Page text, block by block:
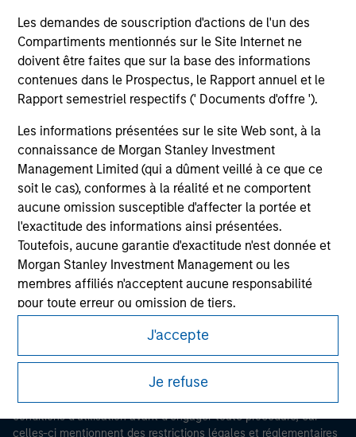
Les demandes de souscription d'actions de l'un des
Compartiments mentionnés sur le Site Internet ne
doivent être faites que sur la base des informations
contenues dans le Prospectus, le Rapport annuel et le
Rapport semestriel respectifs (' Documents d'offre ').
Les informations présentées sur le site Web sont, à la
connaissance de Morgan Stanley Investment
Management Limited (qui a dûment veillé à ce que ce
soit le cas), conformes à la réalité et ne comportent
aucune omission susceptible d'affecter la portée et
l'exactitude des informations ainsi présentées.
Toutefois, aucune garantie d'exactitude n'est donnée et
Morgan Stanley Investment Management ou les
membres affiliés n'acceptent aucune responsabilité
pour toute erreur ou omission de tiers.
Les professionnels du secteur financier sont contraints
de respecter certaines obligations destinées à
empêcher l’utilisation de fonds d’investissement à des
fins de blanchiment d’argent. Par conséquent, une
imposée. Morgan Stanley Investment Management
J'accepte
Je refuse
Morgan Stanley
Morgan Stanley Careers
Les utilisateurs sont invités à prendre connaissance des
conditions d’utilisation avant d’engager toute procédure, car
celles-ci mentionnent des restrictions légales et réglementaires